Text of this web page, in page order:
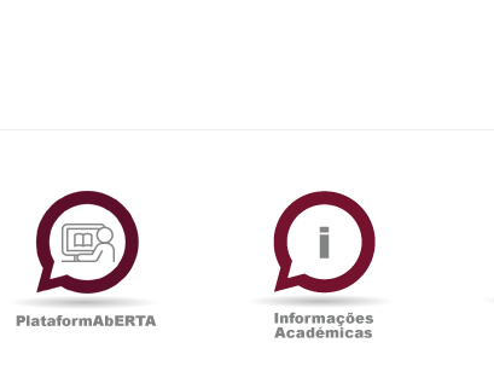
PlataformAberta